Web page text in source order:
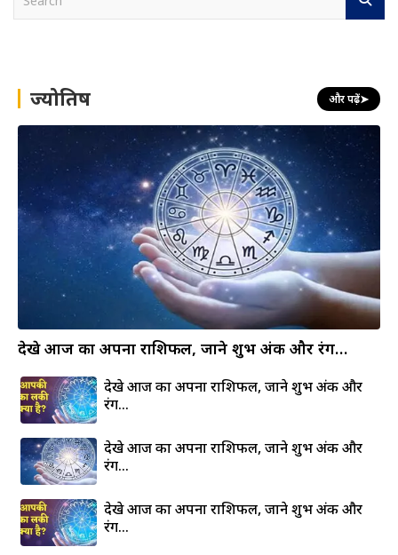
h ज्योतिष और पढ़ें➤
देखे आज का अपना राशिफल, जाने शुभ अंक और रंग…
देखे आज का अपना राशिफल, जाने शुभ अंक और
रंग…
देखे आज का अपना राशिफल, जाने शुभ अंक और
रंग…
देखे आज का अपना राशिफल, जाने शुभ अंक और
रंग…